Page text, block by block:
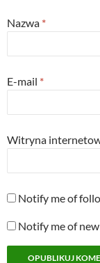
Nazwa *
E-mail *
Witryna
Notify me of
Notify me of